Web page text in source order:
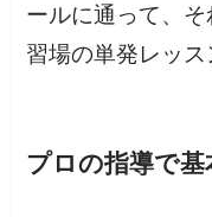
ールに通って、
習場の単発レッス
プロの指導で